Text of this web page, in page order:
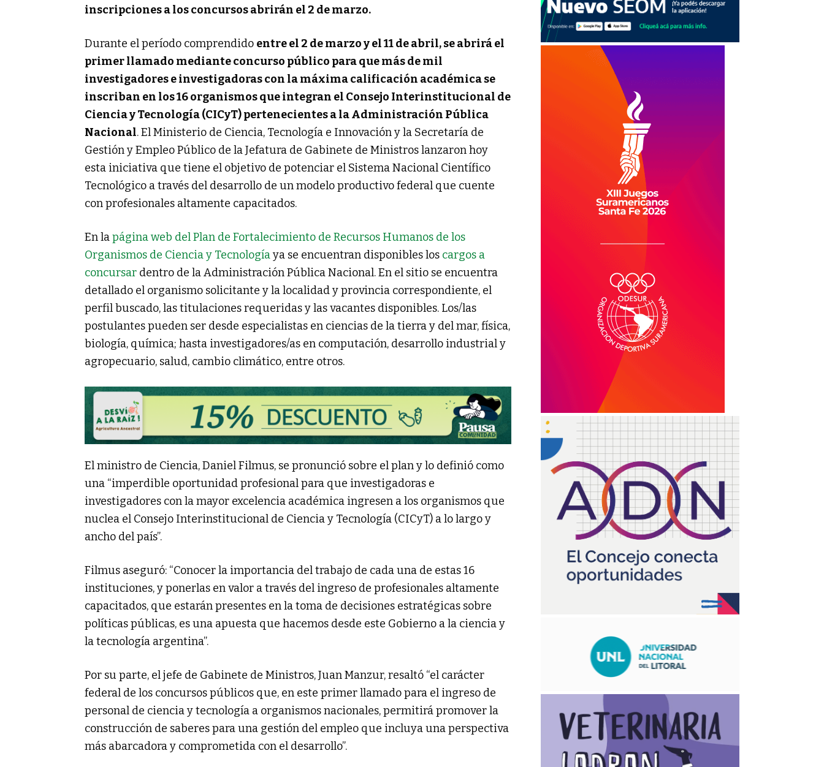
inscripciones a los concursos abrirán el 2 de marzo.
Durante el período comprendido entre el 2 de marzo y el 11 de abril, se abrirá el
primer llamado mediante concurso público para que más de mil
investigadores e investigadoras con la máxima calificación académica se
inscriban en los 16 organismos que integran el Consejo Interinstitucional de
Ciencia y Tecnología (CICyT) pertenecientes a la Administración Pública
Nacional. El Ministerio de Ciencia, Tecnología e Innovación y la Secretaría de
Gestión y Empleo Público de la Jefatura de Gabinete de Ministros lanzaron hoy
esta iniciativa que tiene el objetivo de potenciar el Sistema Nacional Científico
Tecnológico a través del desarrollo de un modelo productivo federal que cuente
con profesionales altamente capacitados.
En lapágina web del Plan de Fortalecimiento de Recursos Humanos de los
Organismos de Ciencia y Tecnologíaya se encuentran disponibles los cargos a
concursar dentro de la Administración Pública Nacional. En el sitio se encuentra
detallado el organismo solicitante y la localidad y provincia correspondiente, el
perfil buscado, las titulaciones requeridas y las vacantes disponibles. Los/las
postulantes pueden ser desde especialistas en ciencias de la tierra y del mar, física,
biología, química; hasta investigadores/as en computación, desarrollo industrial y
agropecuario, salud, cambio climático, entre otros.
El ministro de Ciencia, Daniel Filmus, se pronunció sobre el plan y lo definió como
una “imperdible oportunidad profesional para que investigadoras e
investigadores con la mayor excelencia académica ingresen a los organismos que
nuclea el Consejo Interinstitucional de Ciencia y Tecnología (CICyT) a lo largo y
ancho del país”.
Filmus aseguró: “Conocer la importancia del trabajo de cada una de estas 16
instituciones, y ponerlas en valor a través del ingreso de profesionales altamente
capacitados, que estarán presentes en la toma de decisiones estratégicas sobre
políticas públicas, es una apuesta que hacemos desde este Gobierno a la ciencia y
la tecnología argentina”.
Por su parte, el jefe de Gabinete de Ministros, Juan Manzur, resaltó “el carácter
federal de los concursos públicos que, en este primer llamado para el ingreso de
personal de ciencia y tecnología a organismos nacionales, permitirá promover la
construcción de saberes para una gestión del empleo que incluya una perspectiva
más abarcadora y comprometida con el desarrollo”.